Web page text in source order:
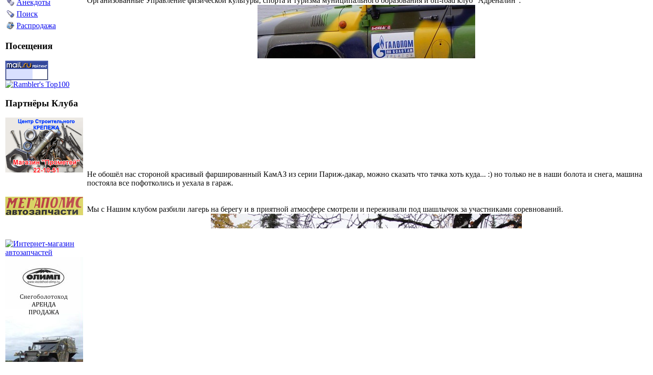
Анекдоты
Поиск
Распродажа
Посещения
Партнёры Клуба
Не обошёл нас стороной красивый фаршированный КамАЗ из серии Париж-дакар, можно сказать что тачка хоть куда... :) но только не в наши болота и снега, машина
постояла все пофотколись и уехала в гараж.
Мы с Нашим клубом разбили лагерь на берегу и в приятной атмосфере смотрели и переживали под шашлычок за участниками соревнований.